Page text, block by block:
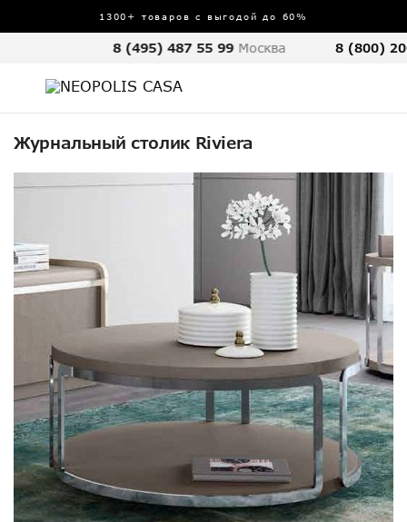
1300+ товаров с выгодой до 60%
8 (495) 487 55 99 Москва 8 (800)
Журнальный столик Riviera